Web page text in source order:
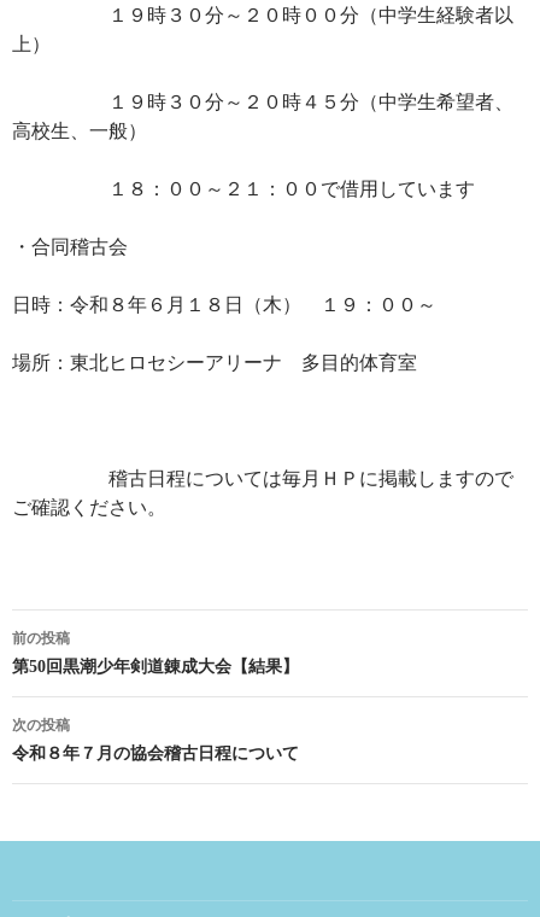
１９時３０分～２０時００分（中学生経験者以
上）
１９時３０分～２０時４５分（中学生希望者、
高校生、一般）
１８：００～２１：００で借用しています
・合同稽古会
日時：令和８年６月１８日（木） １９：００～
場所：東北ヒロセシーアリーナ 多目的体育室
稽古日程については毎月ＨＰに掲載しますので
ご確認ください。
投稿ナビゲーション
前の投稿
第50回黒潮少年剣道錬成大会【結果】
次の投稿
令和８年７月の協会稽古日程について